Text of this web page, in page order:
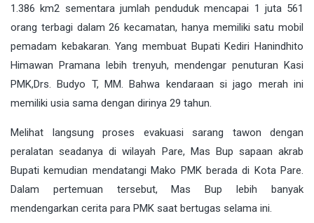
1.386 km2 sementara jumlah penduduk mencapai 1 juta 561
orang terbagi dalam 26 kecamatan, hanya memiliki satu mobil
pemadam kebakaran. Yang membuat Bupati Kediri Hanindhito
Himawan Pramana lebih trenyuh, mendengar penuturan Kasi
PMK,Drs. Budyo T, MM. Bahwa kendaraan si jago merah ini
memiliki usia sama dengan dirinya 29 tahun.
Melihat langsung proses evakuasi sarang tawon dengan
peralatan seadanya di wilayah Pare, Mas Bup sapaan akrab
Bupati kemudian mendatangi Mako PMK berada di Kota Pare.
Dalam pertemuan tersebut, Mas Bup lebih banyak
mendengarkan cerita para PMK saat bertugas selama ini.